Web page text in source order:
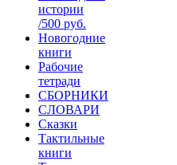
истории
/500 руб.
Новогодние
книги
Рабочие
тетради
СБОРНИКИ
СЛОВАРИ
Сказки
Тактильные
книги